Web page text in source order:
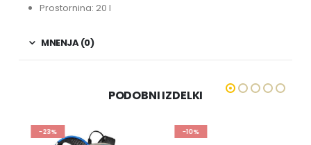
Prostornina: 20 l
MNENJA (0)
PODOBNI IZDELKI
-23% -10%